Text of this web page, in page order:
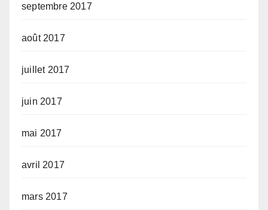
septembre 2017
août 2017
juillet 2017
juin 2017
mai 2017
avril 2017
mars 2017